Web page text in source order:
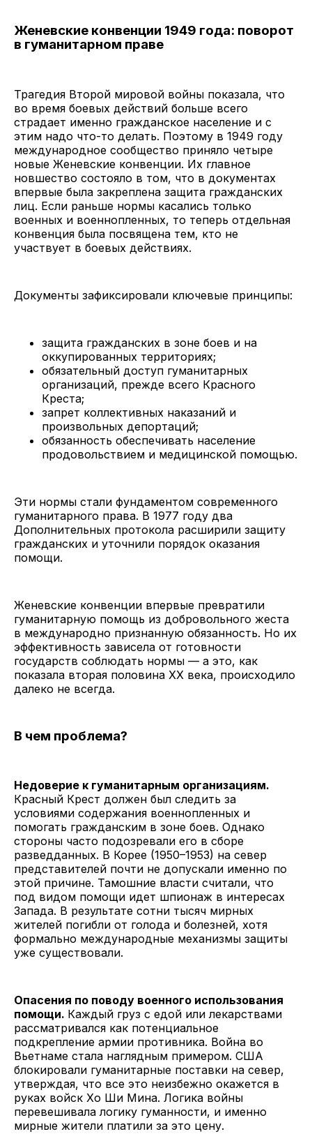
Женевские конвенции 1949 года: поворот
в гуманитарном праве
Трагедия Второй мировой войны показала, что
во время боевых действий больше всего
страдает именно гражданское население и с
этим надо что-то делать. Поэтому в 1949 году
международное сообщество приняло четыре
новые Женевские конвенции. Их главное
новшество состояло в том, что в документах
впервые была закреплена защита гражданских
лиц. Если раньше нормы касались только
военных и военнопленных, то теперь отдельная
конвенция была посвящена тем, кто не
участвует в боевых действиях.
Документы зафиксировали ключевые принципы:
защита гражданских в зоне боев и на
оккупированных территориях;
обязательный доступ гуманитарных
организаций, прежде всего Красного
Креста;
запрет коллективных наказаний и
произвольных депортаций;
обязанность обеспечивать население
продовольствием и медицинской помощью.
Эти нормы стали фундаментом современного
гуманитарного права. В 1977 году два
Дополнительных протокола расширили защиту
гражданских и уточнили порядок оказания
помощи.
Женевские конвенции впервые превратили
гуманитарную помощь из добровольного жеста
в международно признанную обязанность. Но их
эффективность зависела от готовности
государств соблюдать нормы — а это, как
показала вторая половина XX века, происходило
далеко не всегда.
В чем проблема?
Недоверие к гуманитарным организациям.
Красный Крест должен был следить за
условиями содержания военнопленных и
помогать гражданским в зоне боев. Однако
стороны часто подозревали его в сборе
разведданных. В Корее (1950–1953) на север
представителей почти не допускали именно по
этой причине. Тамошние власти считали, что
под видом помощи идет шпионаж в интересах
Запада. В результате сотни тысяч мирных
жителей погибли от голода и болезней, хотя
формально международные механизмы защиты
уже существовали.
Опасения по поводу военного использования
помощи. Каждый груз с едой или лекарствами
рассматривался как потенциальное
подкрепление армии противника. Война во
Вьетнаме стала наглядным примером. США
блокировали гуманитарные поставки на север,
утверждая, что все это неизбежно окажется в
руках войск Хо Ши Мина. Логика войны
перевешивала логику гуманности, и именно
мирные жители платили за это цену.